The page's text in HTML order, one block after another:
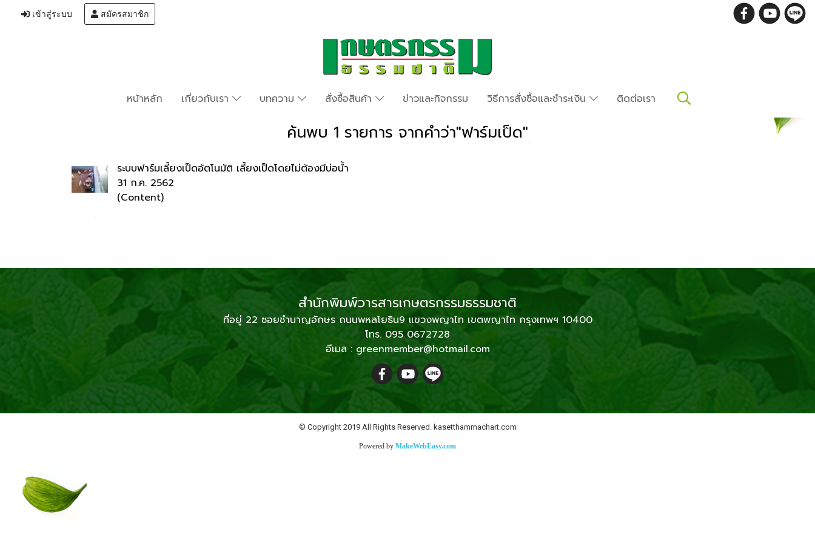
เข้าสู่ระบบ สมัครสมาชิก
หน้าหลัก เกี่ยวกับเรา บทความ สั่งซื้อสินค้า ข่าวและกิจกรรม วิธีการสั่งซื้อและชำระเงิน ติดต่อเรา
ค้นพบ 1 รายการ จากคำว่า"ฟาร์มเป็ด"
ระบบฟาร์มเลี้ยงเป็ดอัตโนมัติ เลี้ยงเป็ดโดยไม่ต้องมีบ่อน้ำ
31 ก.ค. 2562
(Content)
สำนักพิมพ์วารสารเกษตรกรรมธรรมชาติ
ที่อยู่ 22 ซอยชำนาญอักษร ถนนพหลโยธิน9 แขวงพญาไท เขตพญาไท กรุงเทพฯ 10400
โทร. 095 0672728
อีเมล : greenmember@hotmail.com
© Copyright 2019 All Rights Reserved. kasetthammachart.com
Powered by MakeWebEasy.com